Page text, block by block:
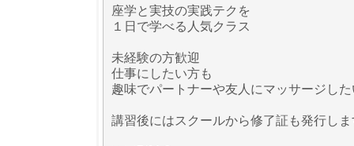
座学と実技の実践テクを
１日で学べる人気クラス
未経験の方歓迎
仕事にしたい方も
趣味でパートナーや友人にマッサージした
講習後にはスクールから修了証も発行しま